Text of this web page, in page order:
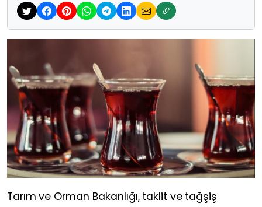
Tarım ve Orman Bakanlığı, taklit ve tağşiş